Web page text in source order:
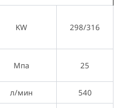
KW 298/316
Мпа 25
л/мин 540